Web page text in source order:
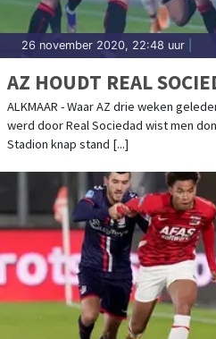
26 november 2020, 22:48 uur
AZ HOUDT REAL
ALKMAAR - Waar AZ drie weken
werd door Real Sociedad wist men
Stadion knap stand [...]